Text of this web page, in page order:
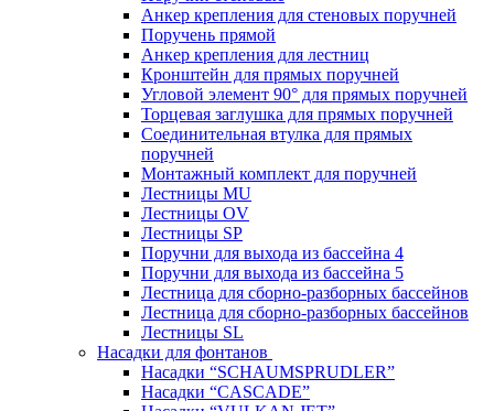
Анкер крепления для стеновых поручней
Поручень прямой
Анкер крепления для лестниц
Кронштейн для прямых поручней
Угловой элемент 90° для прямых поручней
Торцевая заглушка для прямых поручней
Соединительная втулка для прямых
поручней
Монтажный комплект для поручней
Лестницы MU
Лестницы OV
Лестницы SP
Поручни для выхода из бассейна 4
Поручни для выхода из бассейна 5
Лестница для сборно-разборных бассейнов
Лестница для сборно-разборных бассейнов
Лестницы SL
Насадки для фонтанов
Насадки “SCHAUMSPRUDLER”
Насадки “CASCADE”